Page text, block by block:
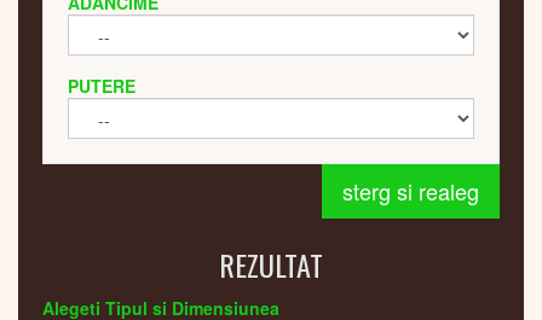
PUTERE
sterg si realeg
REZULTAT
Alegeti Tipul si Dimensiunea